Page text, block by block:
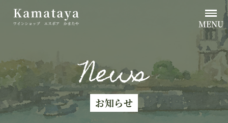
MENU
News
お知らせ